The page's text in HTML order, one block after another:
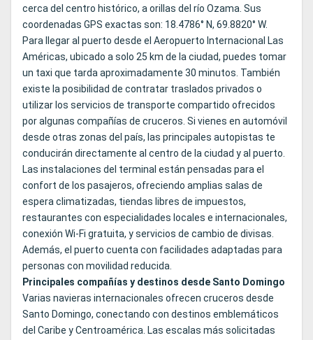
cerca del centro histórico, a orillas del río Ozama. Sus
coordenadas GPS exactas son: 18.4786° N, 69.8820° W.
Para llegar al puerto desde el Aeropuerto Internacional Las
Américas, ubicado a solo 25 km de la ciudad, puedes tomar
un taxi que tarda aproximadamente 30 minutos. También
existe la posibilidad de contratar traslados privados o
utilizar los servicios de transporte compartido ofrecidos
por algunas compañías de cruceros. Si vienes en automóvil
desde otras zonas del país, las principales autopistas te
conducirán directamente al centro de la ciudad y al puerto.
Las instalaciones del terminal están pensadas para el
confort de los pasajeros, ofreciendo amplias salas de
espera climatizadas, tiendas libres de impuestos,
restaurantes con especialidades locales e internacionales,
conexión Wi-Fi gratuita, y servicios de cambio de divisas.
Además, el puerto cuenta con facilidades adaptadas para
personas con movilidad reducida.
Principales compañías y destinos desde Santo Domingo
Varias navieras internacionales ofrecen cruceros desde
Santo Domingo, conectando con destinos emblemáticos
del Caribe y Centroamérica. Las escalas más solicitadas